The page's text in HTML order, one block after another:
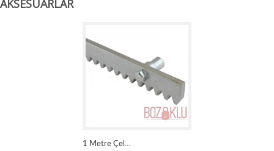
AKSESUARLAR
1 Metre Çel...